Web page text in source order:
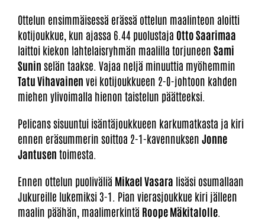
Ottelun ensimmäisessä erässä ottelun maalinteon aloitti
kotijoukkue, kun ajassa 6.44 puolustaja Otto Saarimaa
laittoi kiekon lahtelaisryhmän maalilla torjuneen Sami
Sunin selän taakse. Vajaa neljä minuuttia myöhemmin
Tatu Vihavainen vei kotijoukkueen 2-0-johtoon kahden
miehen ylivoimalla hienon taistelun päätteeksi.
Pelicans sisuuntui isäntäjoukkueen karkumatkasta ja kiri
ennen eräsummerin soittoa 2-1-kavennuksen Jonne
Jantusen toimesta.
Ennen ottelun puoliväliä Mikael Vasara lisäsi osumallaan
Jukureille lukemiksi 3-1. Pian vierasjoukkue kiri jälleen
maalin päähän, maalimerkintä Roope Mäkitalolle